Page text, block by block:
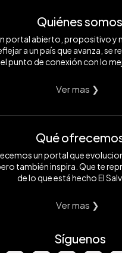
Quiénes somos
portal abierto, propositivo y
a un país que avanza, se
punto de conexión con lo
Ver mas ❯
Qué
un portal que
también inspira. Que te
de lo que está hecho El
Ver mas ❯
Síguenos